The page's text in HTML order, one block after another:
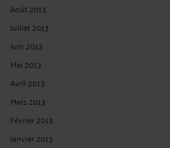
Août 2013
Juillet 2013
Juin 2013
Mai 2013
Avril 2013
Mars 2013
Février 2013
Janvier 2013